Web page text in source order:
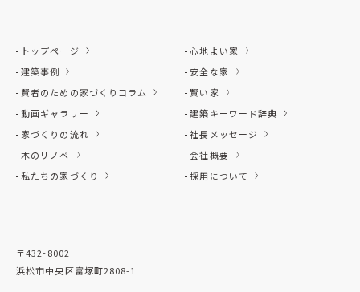
トップページ
建築事例
賢者のための家づくりコラム
動画ギャラリー
家づくりの流れ
木のリノベ
私たちの家づくり
心地よい家
安全な家
賢い家
建築キーワード辞典
社長メッセージ
会社概要
採用について
〒432-8002
浜松市中央区富塚町2808-1